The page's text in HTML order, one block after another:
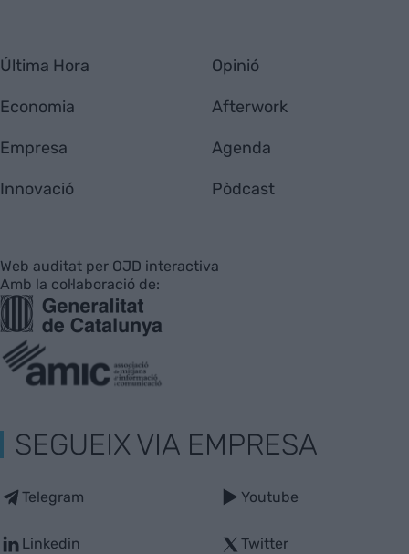
Última Hora
Economia
Empresa
Innovació
Opinió
Afterwork
Agenda
Pòdcast
Web auditat per OJD interactiva
Amb la col·laboració de:
SEGUEIX VIA EMPRESA
Telegram
Linkedin
Youtube
Twitter